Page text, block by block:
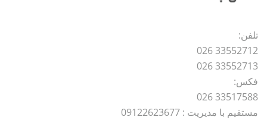
تلفن:
33552712 026
33552713 026
فکس:
33517588 026
مستقیم با مدیریت : 09122623677